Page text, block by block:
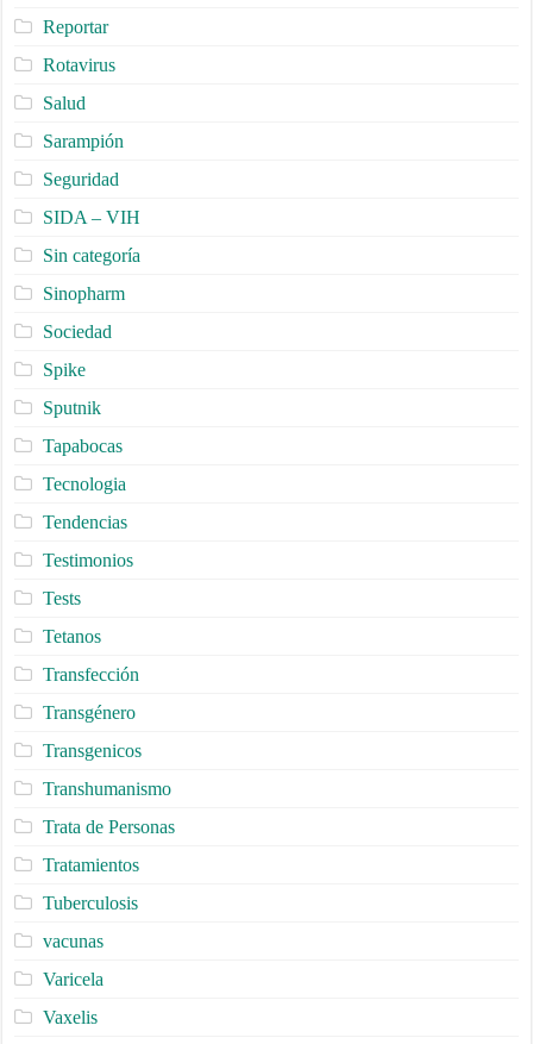
Reportar
Rotavirus
Salud
Sarampión
Seguridad
SIDA – VIH
Sin categoría
Sinopharm
Sociedad
Spike
Sputnik
Tapabocas
Tecnologia
Tendencias
Testimonios
Tests
Tetanos
Transfección
Transgénero
Transgenicos
Transhumanismo
Trata de Personas
Tratamientos
Tuberculosis
vacunas
Varicela
Vaxelis